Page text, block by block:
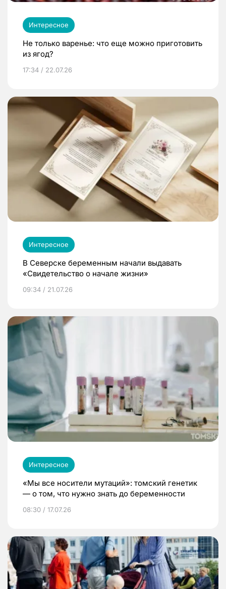
Интересное
Не только варенье: что еще можно приготовить
из ягод?
17:34 / 22.07.26
Интересное
В Северске беременным начали выдавать
«Свидетельство о начале жизни»
09:34 / 21.07.26
Интересное
«Мы все носители мутаций»: томский генетик
— о том, что нужно знать до беременности
08:30 / 17.07.26